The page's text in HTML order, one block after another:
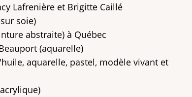
Lafrenière et Brigitte Caillé
soie)
abstraite) à Québec
(aquarelle)
aquarelle, pastel, modèle vivant et